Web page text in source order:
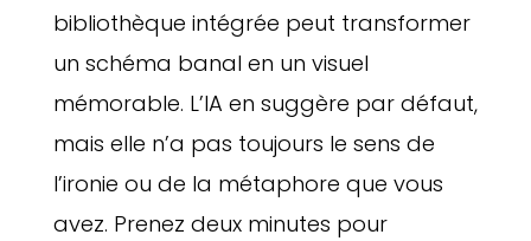
bibliothèque intégrée peut transformer
un schéma banal en un visuel
mémorable. L’IA en suggère par défaut,
mais elle n’a pas toujours le sens de
l’ironie ou de la métaphore que vous
avez. Prenez deux minutes pour